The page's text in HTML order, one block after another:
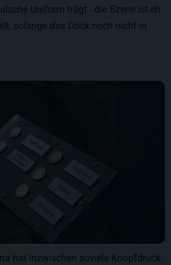
Uniform trägt - die Szene ist eh
solange das Dock noch nicht in
hat inzwischen soviele Knopfdruck-